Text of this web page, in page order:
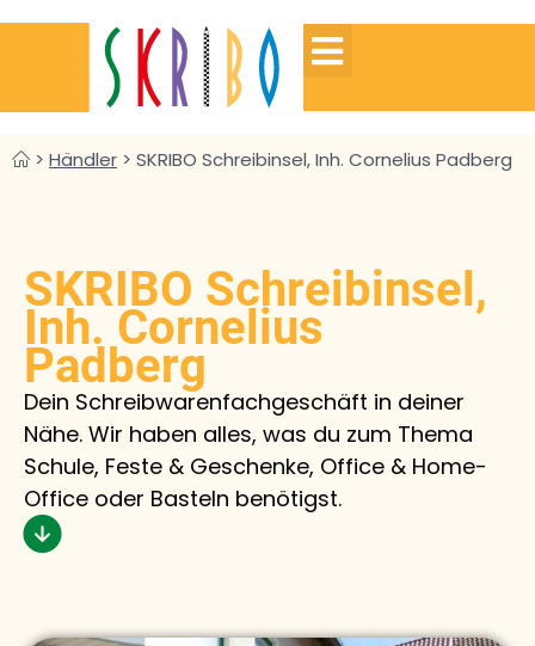
> Händler > SKRIBO Schreibinsel, Inh. Cornelius Padberg
SKRIBO Schreibinsel,
Inh. Cornelius
Padberg
Dein Schreibwarenfachgeschäft in deiner
Nähe. Wir haben alles, was du zum Thema
Schule, Feste & Geschenke, Office & Home-
Office oder Basteln benötigst.